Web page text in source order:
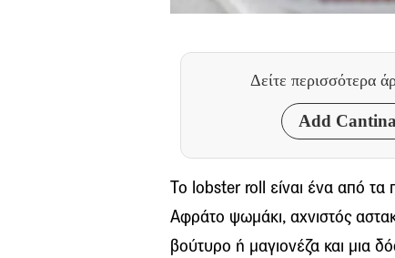
Δείτε περισσότερα
Add
Το lobster roll είναι ένα από τα
Αφράτο ψωμάκι, αχνιστός
βούτυρο ή μαγιονέζα και μια